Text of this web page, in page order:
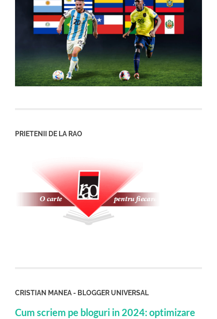
PRIETENII DE LA RAO
CRISTIAN MANEA - BLOGGER UNIVERSAL
Cum scriem pe bloguri in 2024: optimizare